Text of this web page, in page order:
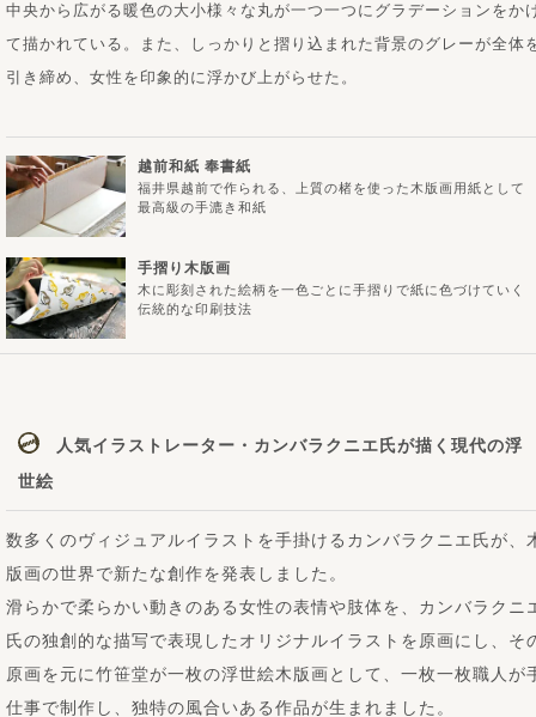
手摺り木版画
木に彫刻された絵柄を一色ごとに手摺りで紙に色づけていく
伝統的な印刷技法
越前和紙 奉書紙
福井県越前で作られる、上質の楮を使った木版画用紙として
最高級の手漉き和紙
中央から広がる暖色の大小様々な丸が一つ一つにグラデーションをか
て描かれている。また、しっかりと摺り込まれた背景のグレーが全体
引き締め、女性を印象的に浮かび上がらせた。
人気イラストレーター・カンバラクニエ氏が描く現代の浮
世絵
数多くのヴィジュアルイラストを手掛けるカンバラクニエ氏が、
版画の世界で新たな創作を発表しました。
滑らかで柔らかい動きのある女性の表情や肢体を、カンバラクニ
氏の独創的な描写で表現したオリジナルイラストを原画にし、そ
原画を元に竹笹堂が一枚の浮世絵木版画として、一枚一枚職人が
仕事で制作し、独特の風合いある作品が生まれました。